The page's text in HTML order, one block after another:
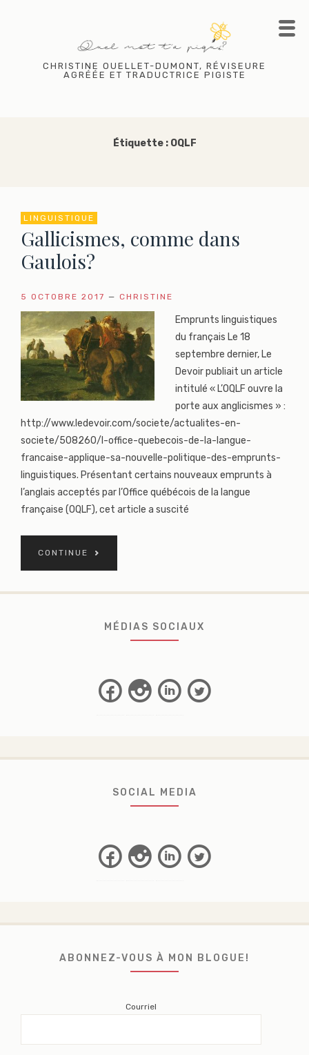
CHRISTINE OUELLET-DUMONT, RÉVISEURE
AGRÉÉE ET TRADUCTRICE PIGISTE
Étiquette : OQLF
LINGUISTIQUE
Gallicismes, comme dans
Gaulois?
5 OCTOBRE 2017 — CHRISTINE
Emprunts linguistiques
du français Le 18
septembre dernier, Le
Devoir publiait un article
intitulé « L’OQLF ouvre la
porte aux anglicismes » :
http://www.ledevoir.com/societe/actualites-en-
societe/508260/l-office-quebecois-de-la-langue-
francaise-applique-sa-nouvelle-politique-des-emprunts-
linguistiques. Présentant certains nouveaux emprunts à
l’anglais acceptés par l’Office québécois de la langue
française (OQLF), cet article a suscité
CONTINUE
MÉDIAS SOCIAUX
SOCIAL MEDIA
ABONNEZ-VOUS À MON BLOGUE!
Courriel